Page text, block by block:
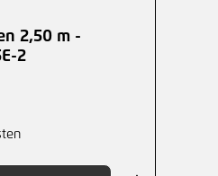
2,50 m -
2